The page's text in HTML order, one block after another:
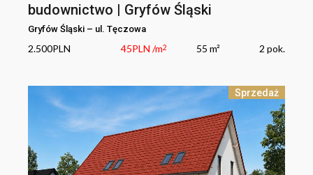
budownictwo | Gryfów Śląski
Gryfów Śląski – ul. Tęczowa
2.500PLN 45PLN /m2 55 m² 2 pok.
Sprzedaż